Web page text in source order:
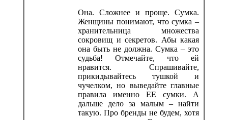
Она. Сложнее и проще. Сумка.
Женщины понимают, что сумка –
хранительница множества
сокровищ и секретов. Абы какая
она быть не должна. Сумка – это
судьба! Отмечайте, что ей
нравится. Спрашивайте,
прикидывайтесь тушкой и
чучелком, но выведайте главные
правила именно ЕЕ сумки. А
дальше дело за малым – найти
такую. Про бренды не будем, хотя